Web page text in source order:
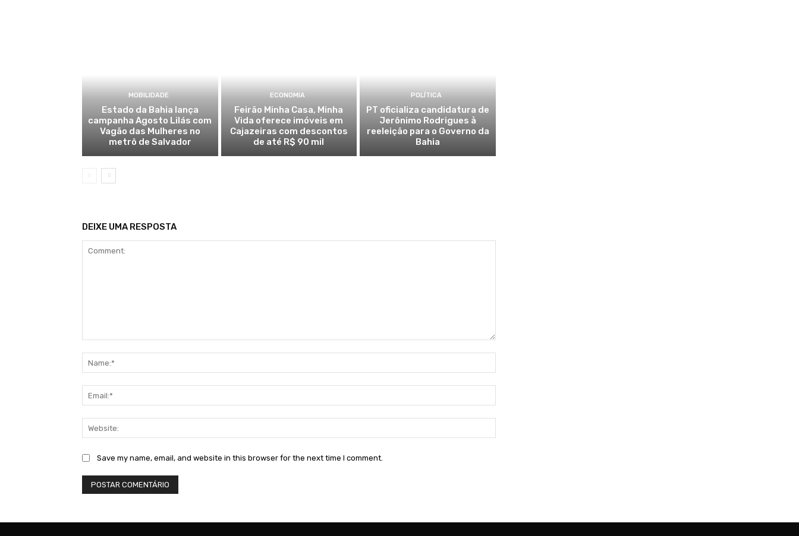
MOBILIDADE
Estado da Bahia lança
campanha Agosto Lilás com
Vagão das Mulheres no
metrô de Salvador
ECONOMIA
Feirão Minha Casa, Minha
Vida oferece imóveis em
Cajazeiras com descontos
de até R$ 90 mil
POLÍTICA
PT oficializa candidatura de
Jerônimo Rodrigues à
reeleição para o Governo da
Bahia
DEIXE UMA RESPOSTA
Save my name, email, and website in this browser for the next time I comment.